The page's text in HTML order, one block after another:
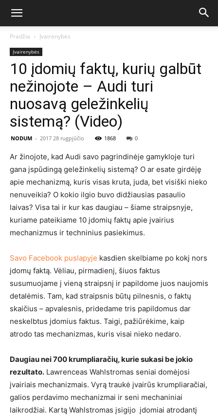
Pradžia Įvairenybės
Įvairenybės
10 įdomių faktų, kurių galbūt
nežinojote – Audi turi
nuosavą geležinkelių
sistemą? (Video)
NODUM - 2017 28 rugpjūčio 1868 0
Ar žinojote, kad Audi savo pagrindinėje gamykloje turi
gana įspūdingą geležinkelių sistemą? O ar esate girdėję
apie mechanizmą, kuris visas kruta, juda, bet visiški nieko
nenuveikia? O kokio ilgio buvo didžiausias pasaulio
laivas? Visa tai ir kur kas daugiau – šiame straipsnyje,
kuriame pateikiame 10 įdomių faktų apie įvairius
mechanizmus ir techninius pasiekimus.
Savo Facebook puslapyje kasdien skelbiame po kokį nors
įdomų faktą. Vėliau, pirmadienį, šiuos faktus
susumuojame į vieną straipsnį ir papildome juos naujomis
detalėmis. Tam, kad straipsnis būtų pilnesnis, o faktų
skaičius – apvalesnis, pridedame tris papildomus dar
neskelbtus įdomius faktus. Taigi, pažiūrėkime, kaip
atrodo tas mechanizmas, kuris visai nieko nedaro.
Daugiau nei 700 krumpliaračių, kurie sukasi be jokio
rezultato. Lawrenceas Wahlstromas seniai domėjosi
įvairiais mechanizmais. Vyrą traukė įvairūs krumpliaračiai,
galios perdavimo mechanizmai ir seni mechaniniai
laikrodžiai. Kartą Wahlstromas įsigijo įdomiai atrodantį